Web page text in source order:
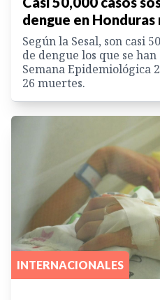
dengue en
Según la Sesal, son casi
de dengue los que se
Semana Epidemiológica
26 muertes.
INTERNACIONALES